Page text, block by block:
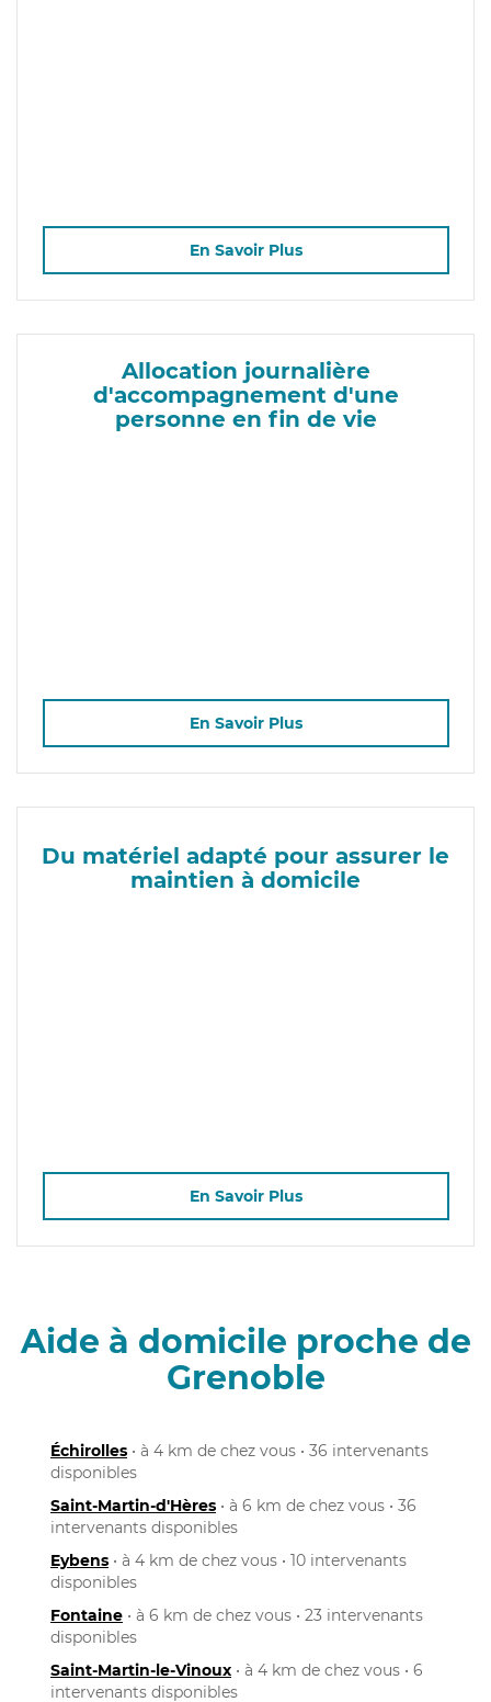
En Savoir Plus
Allocation journalière
d'accompagnement d'une
personne en fin de vie
En Savoir Plus
Du matériel adapté pour assurer le
maintien à domicile
En Savoir Plus
Aide à domicile proche de
Grenoble
Échirolles • à 4 km de chez vous • 36 intervenants
disponibles
Saint-Martin-d'Hères • à 6 km de chez vous • 36
intervenants disponibles
Eybens • à 4 km de chez vous • 10 intervenants
disponibles
Fontaine • à 6 km de chez vous • 23 intervenants
disponibles
Saint-Martin-le-Vinoux • à 4 km de chez vous • 6
intervenants disponibles